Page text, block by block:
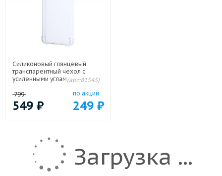
Силиконовый глянцевый
транспарентный чехол с
усиленными углами для(арт:81545)
799
549 ₽
по акции
249 ₽
Загрузка ...